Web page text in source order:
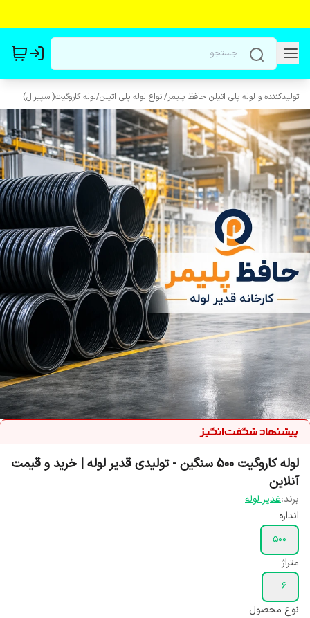
تولیدکننده و لوله پلی اتیلن حافظ پلیمر/انواع لوله پلی اتیلن/لوله کاروگیت(اسپیرال)
لوله کاروگیت ۵۰۰ سنگین - تولیدی قدیر لوله | خرید و قیمت
آنلاین
برند:غدیر لوله
اندازه
۵۰۰
متراژ
۶
نوع محصول